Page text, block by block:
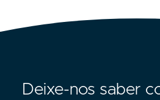
Deixe-nos saber